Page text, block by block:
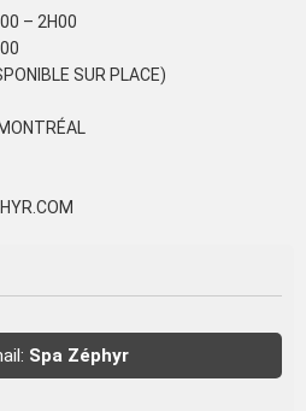
– 2H00
SUR PLACE)
Spa Zéphyr